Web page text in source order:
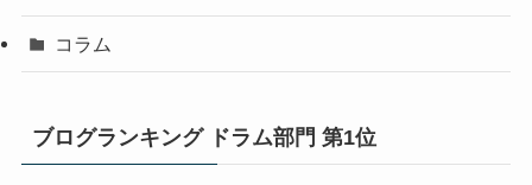
コラム
ブログランキング ドラム部門 第1位